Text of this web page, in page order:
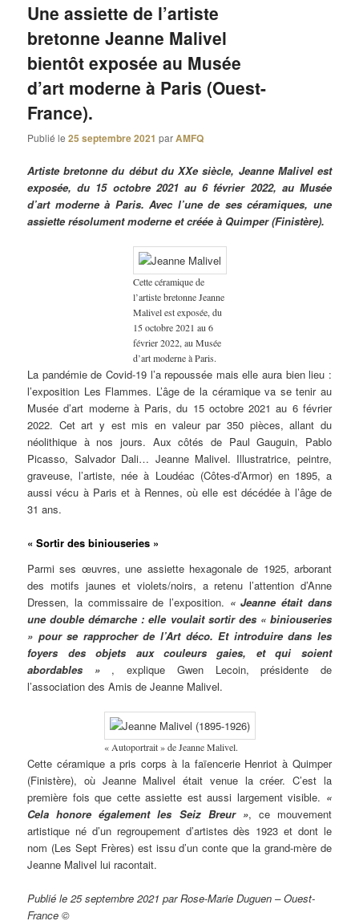
Une assiette de l’artiste
bretonne Jeanne Malivel
bientôt exposée au Musée
d’art moderne à Paris (Ouest-
France).
Publié le25 septembre 2021 parAMFQ
Artiste bretonne du début du XXe siècle, Jeanne Malivel est
exposée, du 15 octobre 2021 au 6 février 2022, au Musée
d’art moderne à Paris. Avec l’une de ses céramiques, une
assiette résolument moderne et créée à Quimper (Finistère).
Cette céramique de
l’artiste bretonne Jeanne
Malivel est exposée, du
15 octobre 2021 au 6
février 2022, au Musée
d’art moderne à Paris.
La pandémie de Covid-19 l’a repoussée mais elle aura bien lieu :
l’exposition Les Flammes. L’âge de la céramique va se tenir au
Musée d’art moderne à Paris, du 15 octobre 2021 au 6 février
2022. Cet art y est mis en valeur par 350 pièces, allant du
néolithique à nos jours. Aux côtés de Paul Gauguin, Pablo
Picasso, Salvador Dali… Jeanne Malivel. Illustratrice, peintre,
graveuse, l’artiste, née à Loudéac (Côtes-d’Armor) en 1895, a
aussi vécu à Paris et à Rennes, où elle est décédée à l’âge de
31 ans.
« Sortir des biniouseries »
Parmi ses œuvres, une assiette hexagonale de 1925, arborant
des motifs jaunes et violets/noirs, a retenu l’attention d’Anne
Dressen, la commissaire de l’exposition. « Jeanne était dans
une double démarche : elle voulait sortir des « biniouseries
» pour se rapprocher de l’Art déco. Et introduire dans les
foyers des objets aux couleurs gaies, et qui soient
abordables », explique Gwen Lecoin, présidente de
l’association des Amis de Jeanne Malivel.
« Autoportrait » de Jeanne Malivel.
Cette céramique a pris corps à la faïencerie Henriot à Quimper
(Finistère), où Jeanne Malivel était venue la créer. C’est la
première fois que cette assiette est aussi largement visible. «
Cela honore également les Seiz Breur », ce mouvement
artistique né d’un regroupement d’artistes dès 1923 et dont le
nom (Les Sept Frères) est issu d’un conte que la grand-mère de
Jeanne Malivel lui racontait.
Publié le 25 septembre 2021 par Rose-Marie Duguen – Ouest-
France ©